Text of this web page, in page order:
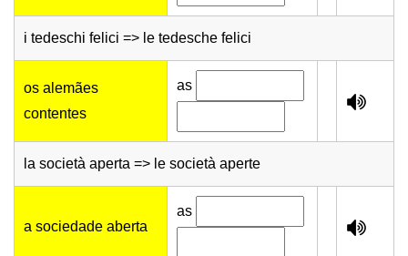
i tedeschi felici => le tedesche felici
os alemães
contentes
as
la società aperta => le società aperte
a sociedade aberta
as